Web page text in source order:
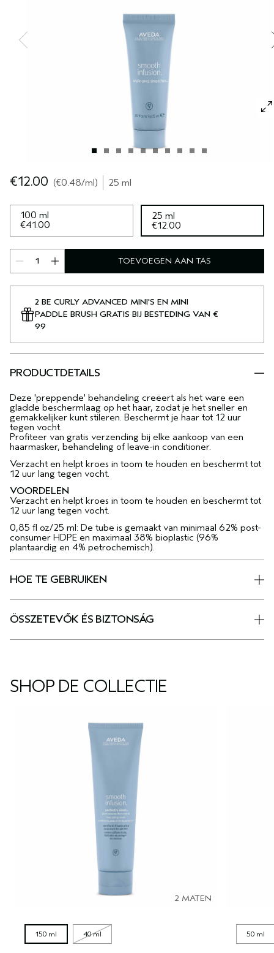
GEVOELIGE HOOFDHUID
ALLE COLLECTIES
€12.00 €0.48/ml 25 ml
100 ml
€41.00
25 ml
€12.00
TOEVOEGEN AAN TAS
2 BE CURLY ADVANCED MINI'S EN MINI
PADDLE BRUSH GRATIS BIJ BESTEDING VAN €
99
PRODUCTDETAILS
Deze 'preppende' behandeling creëert als het ware een
gladde beschermlaag op het haar, zodat je het sneller en
gemakkelijker kunt stileren. Beschermt je haar tot 12 uur
tegen vocht.
Profiteer van gratis verzending bij elke aankoop van een
haarmasker, behandeling of leave-in conditioner.
Verzacht en helpt kroes in toom te houden en beschermt tot
12 uur lang tegen vocht.
VOORDELEN
Verzacht en helpt kroes in toom te houden en beschermt tot
12 uur lang tegen vocht.
0,85 fl oz/25 ml: De tube is gemaakt van minimaal 62% post-
consumer HDPE en maximaal 38% bioplastic (96%
plantaardig en 4% petrochemisch).
HOE TE GEBRUIKEN
ÖSSZETEVŐK ÉS BIZTONSÁG
SHOP DE COLLECTIE
2 MATEN
150 ml 40 ml 50 ml